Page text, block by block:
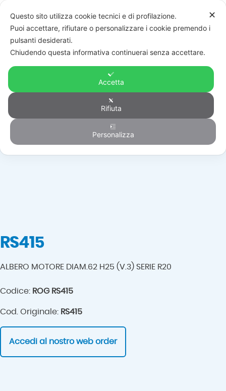
Automazione
RS415
ALBERO MOTORE DIAM.62 H25 (V.3) SERIE R20
Codice: ROG RS415
Cod. Originale: RS415
Accedi al nostro web order
✕
Questo sito utilizza cookie tecnici e di profilazione.
Puoi accettare, rifiutare o personalizzare i cookie premendo i
pulsanti desiderati.
Chiudendo questa informativa continuerai senza accettare.
Accetta
Rifiuta
Personalizza